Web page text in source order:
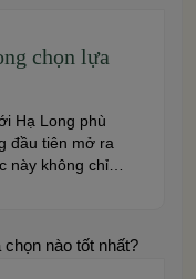
chọn lựa
Hạ Long phù
đầu tiên mở ra
này không chỉ